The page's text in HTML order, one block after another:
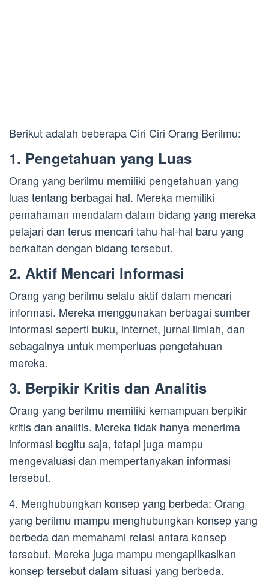
Berikut adalah beberapa Ciri Ciri Orang Berilmu:
1. Pengetahuan yang Luas
Orang yang berilmu memiliki pengetahuan yang
luas tentang berbagai hal. Mereka memiliki
pemahaman mendalam dalam bidang yang mereka
pelajari dan terus mencari tahu hal-hal baru yang
berkaitan dengan bidang tersebut.
2. Aktif Mencari Informasi
Orang yang berilmu selalu aktif dalam mencari
informasi. Mereka menggunakan berbagai sumber
informasi seperti buku, internet, jurnal ilmiah, dan
sebagainya untuk memperluas pengetahuan
mereka.
3. Berpikir Kritis dan Analitis
Orang yang berilmu memiliki kemampuan berpikir
kritis dan analitis. Mereka tidak hanya menerima
informasi begitu saja, tetapi juga mampu
mengevaluasi dan mempertanyakan informasi
tersebut.
4. Menghubungkan konsep yang berbeda: Orang
yang berilmu mampu menghubungkan konsep yang
berbeda dan memahami relasi antara konsep
tersebut. Mereka juga mampu mengaplikasikan
konsep tersebut dalam situasi yang berbeda.